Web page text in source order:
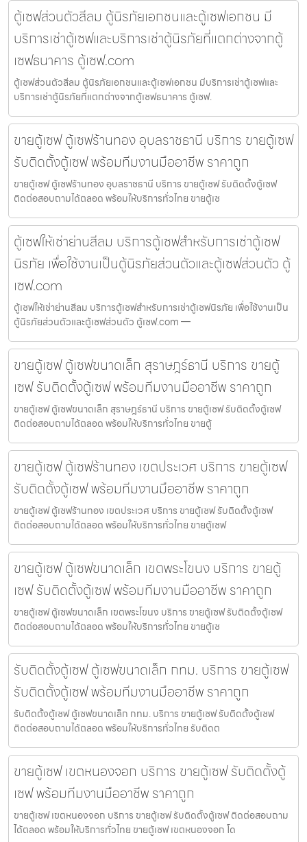
ตู้เซฟส่วนตัวสีลม ตู้นิรภัยเอกชนและตู้เซฟเอกชน มี
บริการเช่าตู้เซฟและบริการเช่าตู้นิรภัยที่แตกต่างจากตู้
เซฟธนาคาร ตู้เซฟ.com
ตู้เซฟส่วนตัวสีลม ตู้นิรภัยเอกชนและตู้เซฟเอกชน มีบริการเช่าตู้เซฟและ
บริการเช่าตู้นิรภัยที่แตกต่างจากตู้เซฟธนาคาร ตู้เซฟ.
ขายตู้เซฟ ตู้เซฟร้านทอง อุบลราชธานี บริการ ขายตู้เซฟ
รับติดตั้งตู้เซฟ พร้อมทีมงานมืออาชีพ ราคาถูก
ขายตู้เซฟ ตู้เซฟร้านทอง อุบลราชธานี บริการ ขายตู้เซฟ รับติดตั้งตู้เซฟ
ติดต่อสอบถามได้ตลอด พร้อมให้บริการทั่วไทย ขายตู้เซ
ตู้เซฟให้เช่าย่านสีลม บริการตู้เซฟสำหรับการเช่าตู้เซฟ
นิรภัย เพื่อใช้งานเป็นตู้นิรภัยส่วนตัวและตู้เซฟส่วนตัว ตู้
เซฟ.com
ตู้เซฟให้เช่าย่านสีลม บริการตู้เซฟสำหรับการเช่าตู้เซฟนิรภัย เพื่อใช้งานเป็น
ตู้นิรภัยส่วนตัวและตู้เซฟส่วนตัว ตู้เซฟ.com —
ขายตู้เซฟ ตู้เซฟขนาดเล็ก สุราษฎร์ธานี บริการ ขายตู้
เซฟ รับติดตั้งตู้เซฟ พร้อมทีมงานมืออาชีพ ราคาถูก
ขายตู้เซฟ ตู้เซฟขนาดเล็ก สุราษฎร์ธานี บริการ ขายตู้เซฟ รับติดตั้งตู้เซฟ
ติดต่อสอบถามได้ตลอด พร้อมให้บริการทั่วไทย ขายตู้
ขายตู้เซฟ ตู้เซฟร้านทอง เขตประเวศ บริการ ขายตู้เซฟ
รับติดตั้งตู้เซฟ พร้อมทีมงานมืออาชีพ ราคาถูก
ขายตู้เซฟ ตู้เซฟร้านทอง เขตประเวศ บริการ ขายตู้เซฟ รับติดตั้งตู้เซฟ
ติดต่อสอบถามได้ตลอด พร้อมให้บริการทั่วไทย ขายตู้เซฟ
ขายตู้เซฟ ตู้เซฟขนาดเล็ก เขตพระโขนง บริการ ขายตู้
เซฟ รับติดตั้งตู้เซฟ พร้อมทีมงานมืออาชีพ ราคาถูก
ขายตู้เซฟ ตู้เซฟขนาดเล็ก เขตพระโขนง บริการ ขายตู้เซฟ รับติดตั้งตู้เซฟ
ติดต่อสอบถามได้ตลอด พร้อมให้บริการทั่วไทย ขายตู้เซ
รับติดตั้งตู้เซฟ ตู้เซฟขนาดเล็ก กทม. บริการ ขายตู้เซฟ
รับติดตั้งตู้เซฟ พร้อมทีมงานมืออาชีพ ราคาถูก
รับติดตั้งตู้เซฟ ตู้เซฟขนาดเล็ก กทม. บริการ ขายตู้เซฟ รับติดตั้งตู้เซฟ
ติดต่อสอบถามได้ตลอด พร้อมให้บริการทั่วไทย รับติดต
ขายตู้เซฟ เขตหนองจอก บริการ ขายตู้เซฟ รับติดตั้งตู้
เซฟ พร้อมทีมงานมืออาชีพ ราคาถูก
ขายตู้เซฟ เขตหนองจอก บริการ ขายตู้เซฟ รับติดตั้งตู้เซฟ ติดต่อสอบถาม
ได้ตลอด พร้อมให้บริการทั่วไทย ขายตู้เซฟ เขตหนองจอก โด